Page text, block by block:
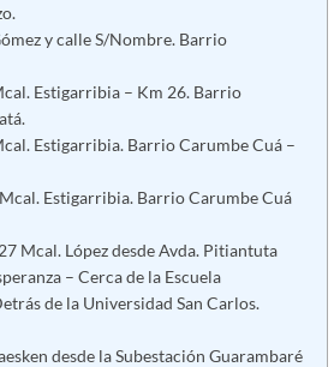
y calle S/Nombre. Barrio
Estigarribia – Km 26. Barrio
Estigarribia. Barrio Carumbe Cuá –
Estigarribia. Barrio Carumbe Cuá
Mcal. López desde Avda. Pitiantuta
– Cerca de la Escuela
de la Universidad San Carlos.
desde la Subestación Guarambaré